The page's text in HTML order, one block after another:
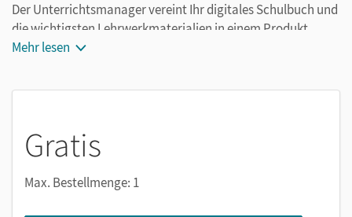
Der Unterrichtsmanager vereint Ihr digitales Schulbuch und
die wichtigsten Lehrwerkmaterialien in einem Produkt.
Ergänzt um hilfreiche Planungstools, vereinfacht er Ihre
Mehr lesen
Gratis
Max. Bestellmenge: 1